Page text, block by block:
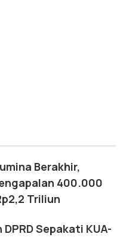
Berakhir,
400.000
Triliun
Sepakati KUA-